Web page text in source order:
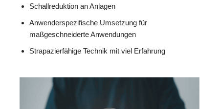
Schallreduktion an Anlagen
Anwenderspezifische Umsetzung für
maßgeschneiderte Anwendungen
Strapazierfähige Technik mit viel Erfahrung